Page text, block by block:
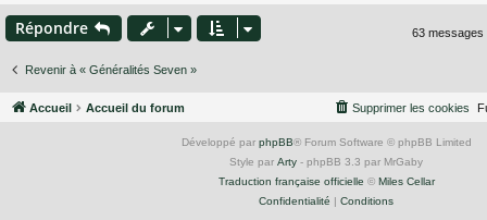
Répondre 63 messages
Revenir à « Généralités Seven »
Accueil Accueil du forum Supprimer les cookies
Développé par phpBB® Forum Software © phpBB Limited
Style par Arty - phpBB 3.3 par MrGaby
Traduction française officielle © Miles Cellar
Confidentialité
Conditions